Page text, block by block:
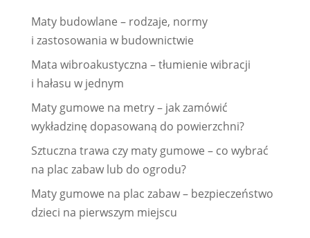
Maty budowlane – rodzaje, normy
i zastosowania w budownictwie
Mata wibroakustyczna – tłumienie wibracji
i hałasu w jednym
Maty gumowe na metry – jak zamówić
wykładzinę dopasowaną do powierzchni?
Sztuczna trawa czy maty gumowe – co wybrać
na plac zabaw lub do ogrodu?
Maty gumowe na plac zabaw – bezpieczeństwo
dzieci na pierwszym miejscu